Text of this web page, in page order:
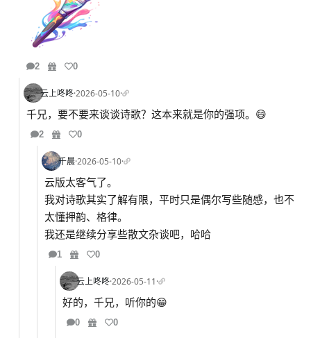
2 0
云上咚咚·2026-05-10·
千兄，要不要来谈谈诗歌？这本来就是你的强项。😄
2 0
千晨·2026-05-10·
云版太客气了。
我对诗歌其实了解有限，平时只是偶尔写些随感，也不
太懂押韵、格律。
我还是继续分享些散文杂谈吧，哈哈
1 0
云上咚咚·2026-05-11·
好的，千兄，听你的😁
0 0